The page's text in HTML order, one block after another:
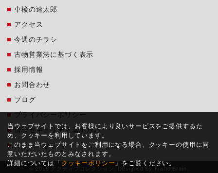
車検の速太郎
アクセス
今週のチラシ
古物営業法に基づく表示
採用情報
お問合わせ
ブログ
プライバシーポリシー
情報セキュリティ基本方針
サイトマップ
© 2019 アクティブコレクション. Designed by Tratto Brain
当ウェブサイトでは、お客様により良いサービスをご提供するた
め、クッキーを利用しています。
このまま当ウェブサイトをご利用になる場合、クッキーの使用に同
意いただいたものとみなされます。
詳細については「 クッキーポリシー 」をご覧ください。